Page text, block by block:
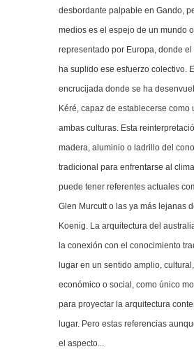
desbordante palpable en Gando,
medios es el espejo de un mundo
representado por Europa, donde
ha suplido ese esfuerzo colectivo.
encrucijada donde se ha
Kéré, capaz de establecerse como
ambas culturas. Esta
madera, aluminio o ladrillo del
tradicional para enfrentarse al
puede tener referentes actuales
Glen Murcutt o las ya más lejanas
Koenig. La arquitectura del
la conexión con el conocimiento
lugar en un sentido amplio,
económico o social, como único
para proyectar la arquitectura
lugar. Pero estas referencias
el aspecto...